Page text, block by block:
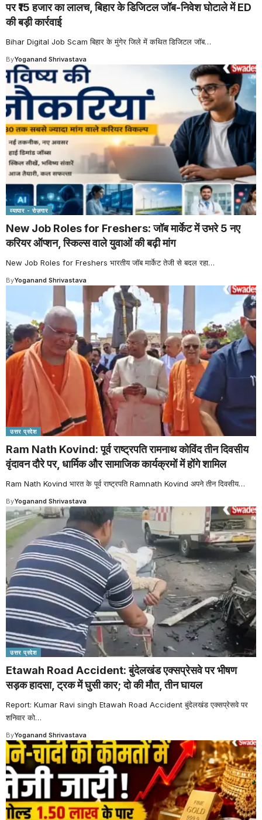
पर ₹15 हजार का लालच, बिहार के डिजिटल जॉब-निवेश घोटाले में ED
की बड़ी कार्रवाई
Bihar Digital Job Scam बिहार के मुंगेर जिले में कथित डिजिटल जॉब…
ByYoganand Shrivastava
व्यापार - रोज़गार
New Job Roles for Freshers: जॉब मार्केट में उभरे 5 नए
करियर ऑप्शन, स्किल्स वाले युवाओं की बढ़ी मांग
New Job Roles for Freshers भारतीय जॉब मार्केट तेजी से बदल रहा…
ByYoganand Shrivastava
उत्तर प्रदेश
Ram Nath Kovind: पूर्व राष्ट्रपति रामनाथ कोविंद तीन दिवसीय
वृंदावन दौरे पर, धार्मिक और सामाजिक कार्यक्रमों में होंगे शामिल
Ram Nath Kovind भारत के पूर्व राष्ट्रपति Ramnath Kovind अपने तीन दिवसीय…
ByYoganand Shrivastava
उत्तर प्रदेश
Etawah Road Accident: बुंदेलखंड एक्सप्रेसवे पर भीषण
सड़क हादसा, ट्रक में घुसी कार; दो की मौत, तीन घायल
Report: Kumar Ravi singh Etawah Road Accident बुंदेलखंड एक्सप्रेसवे पर
शनिवार को…
ByYoganand Shrivastava